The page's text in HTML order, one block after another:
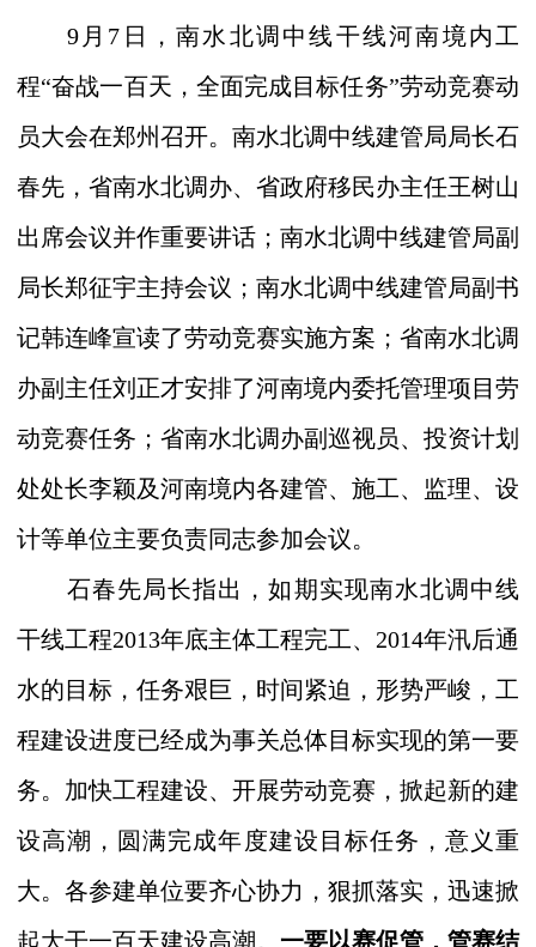
9月7日，南水北调中线干线河南境内工
程“奋战一百天，全面完成目标任务”劳动竞赛动
员大会在郑州召开。南水北调中线建管局局长石
春先，省南水北调办、省政府移民办主任王树山
出席会议并作重要讲话；南水北调中线建管局副
局长郑征宇主持会议；南水北调中线建管局副书
记韩连峰宣读了劳动竞赛实施方案；省南水北调
办副主任刘正才安排了河南境内委托管理项目劳
动竞赛任务；省南水北调办副巡视员、投资计划
处处长李颖及河南境内各建管、施工、监理、设
计等单位主要负责同志参加会议。
石春先局长指出，如期实现南水北调中线
干线工程2013年底主体工程完工、2014年汛后通
水的目标，任务艰巨，时间紧迫，形势严峻，工
程建设进度已经成为事关总体目标实现的第一要
务。加快工程建设、开展劳动竞赛，掀起新的建
设高潮，圆满完成年度建设目标任务，意义重
大。各参建单位要齐心协力，狠抓落实，迅速掀
起大干一百天建设高潮。 一要以赛促管，管赛结